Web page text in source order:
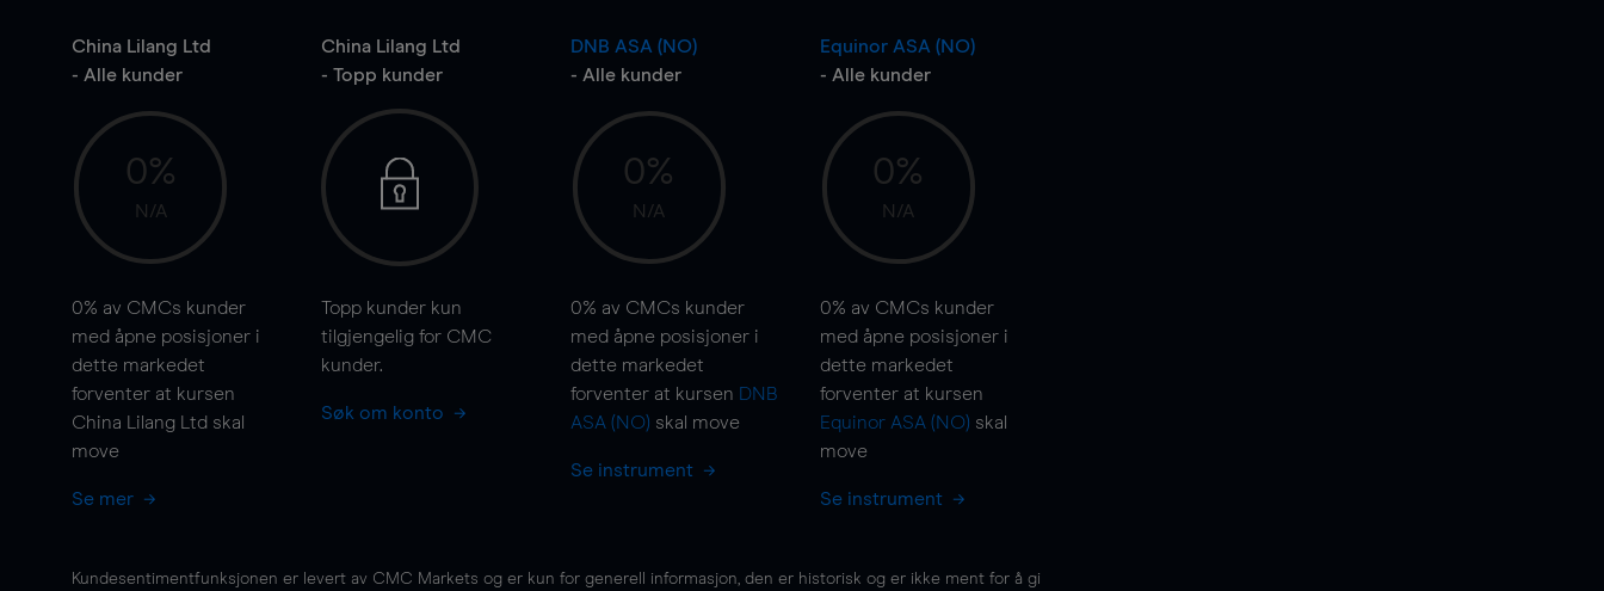
China Lilang Ltd
- Alle kunder
0%
N/A
0% av CMCs kunder
med åpne posisjoner i
dette markedet
forventer at kursen
China Lilang Ltd skal
move
Se mer
China Lilang Ltd
- Topp kunder
Topp kunder kun
tilgjengelig for CMC
kunder.
Søk om konto
DNB ASA (NO)
- Alle kunder
0%
N/A
0% av CMCs kunder
med åpne posisjoner i
dette markedet
forventer at kursen DNB
ASA (NO) skal move
Se instrument
Equinor ASA (NO)
- Alle kunder
0%
N/A
0% av CMCs kunder
med åpne posisjoner i
dette markedet
forventer at kursen
Equinor ASA (NO) skal
move
Se instrument
Kundesentimentfunksjonen er levert av CMC Markets og er kun for generell informasjon, den er historisk og er ikke ment for å gi